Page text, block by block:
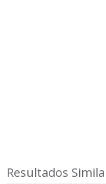
Resultados